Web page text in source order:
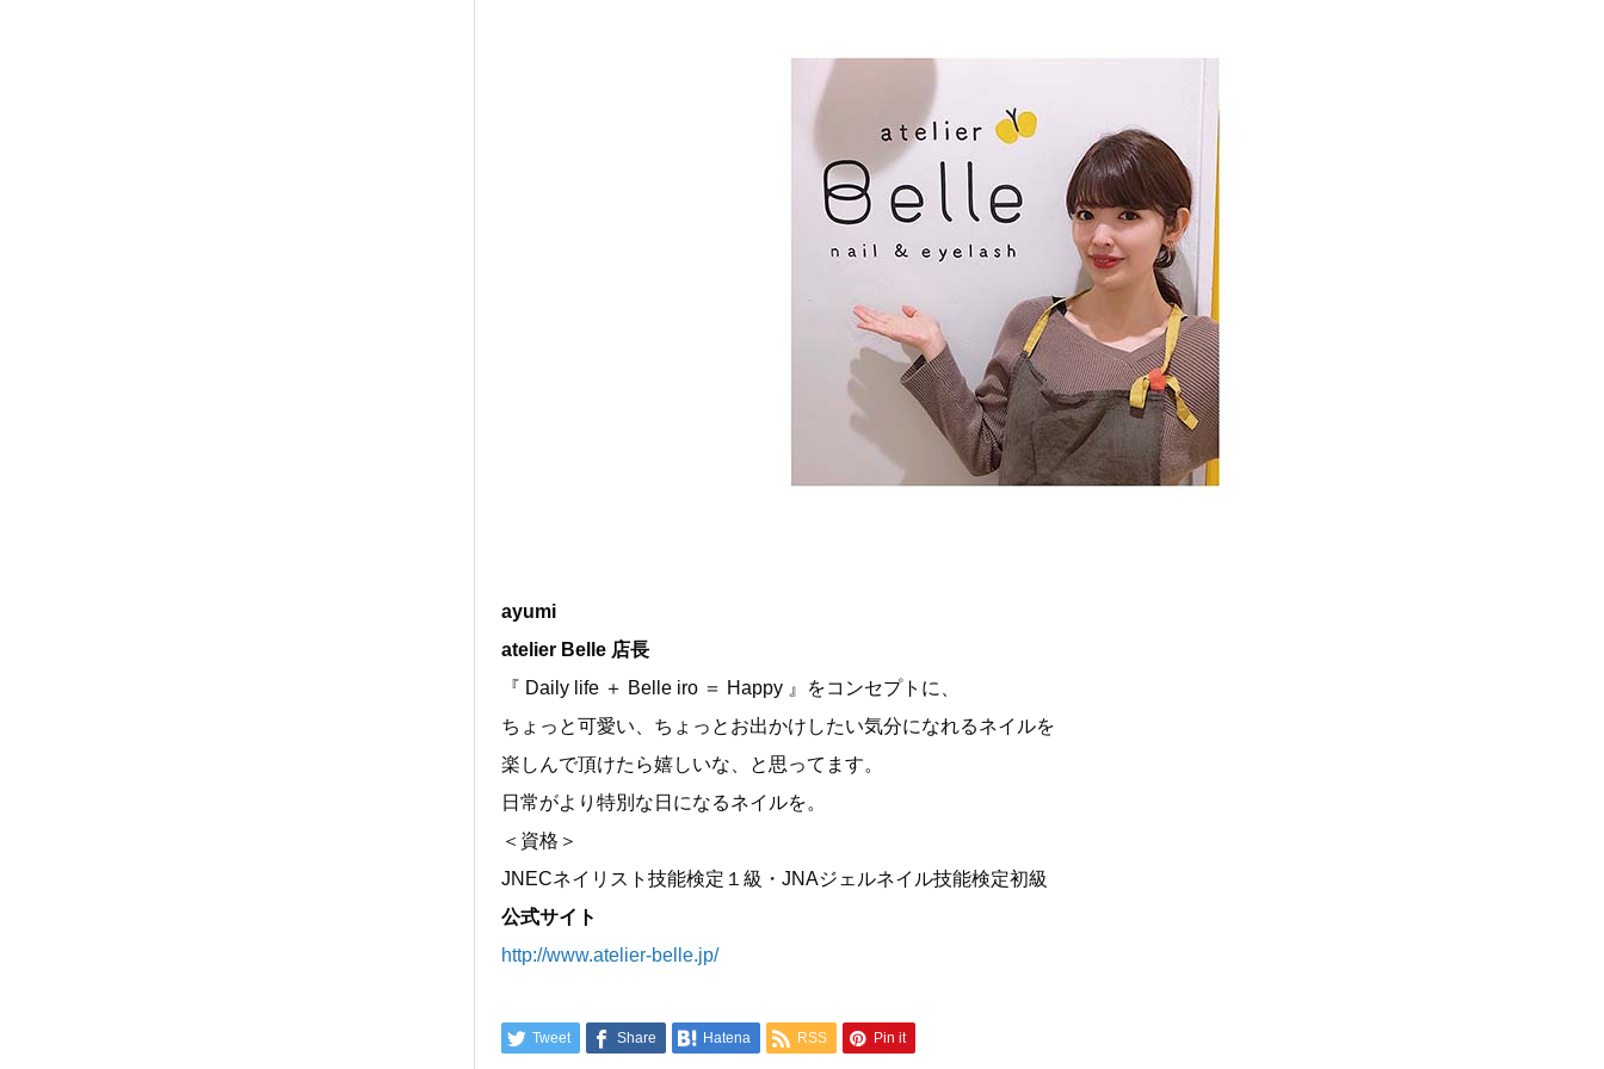
ayumi
atelier Belle 店長
『 Daily life ＋ Belle iro ＝ Happy 』をコンセプトに、
ちょっと可愛い、ちょっとお出かけしたい気分になれるネイルを
楽しんで頂けたら嬉しいな、と思ってます。
日常がより特別な日になるネイルを。
＜資格＞
JNECネイリスト技能検定１級・JNAジェルネイル技能検定初級
公式サイト
http://www.atelier-belle.jp/
Tweet Share Hatena RSS Pin it